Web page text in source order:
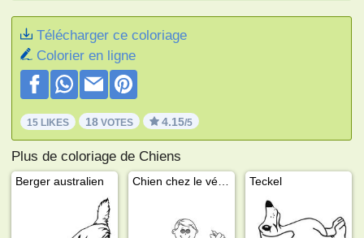
Télécharger ce coloriage
Colorier en ligne
15 LIKES 18 VOTES 4.15/5
Plus de coloriage de Chiens
Berger australien Teckel